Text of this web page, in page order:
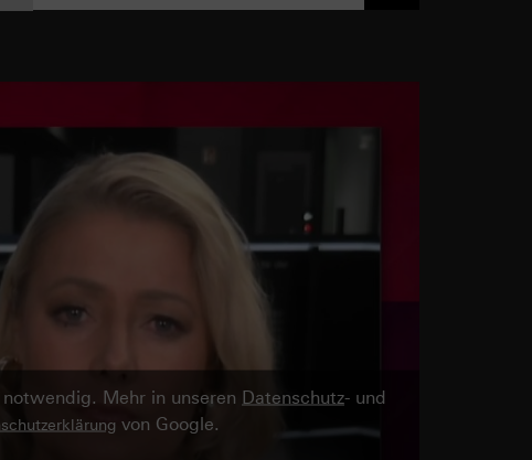
Mehr in unseren Datenschutz- und
von Google.